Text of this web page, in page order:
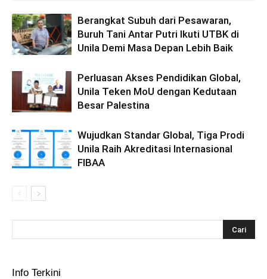
Berangkat Subuh dari Pesawaran,
Buruh Tani Antar Putri Ikuti UTBK di
Unila Demi Masa Depan Lebih Baik
Perluasan Akses Pendidikan Global,
Unila Teken MoU dengan Kedutaan
Besar Palestina
Wujudkan Standar Global, Tiga Prodi
Unila Raih Akreditasi Internasional
FIBAA
Info Terkini